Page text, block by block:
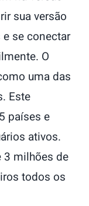
sua versão
se conectar
O
uma das
Este
países e
ativos.
3 milhões de
todos os